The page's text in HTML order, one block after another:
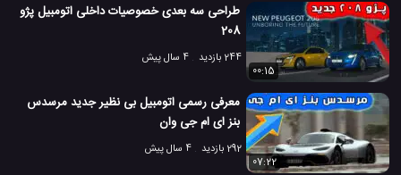
طراحی سه بعدی خصوصیات داخلی اتومبیل پژو
208
244 بازدید
4 سال پیش
00:15
معرفی رسمی اتومبیل بی نظیر جدید مرسدس
بنز ای ام جی وان
292 بازدید
4 سال پیش
07:22